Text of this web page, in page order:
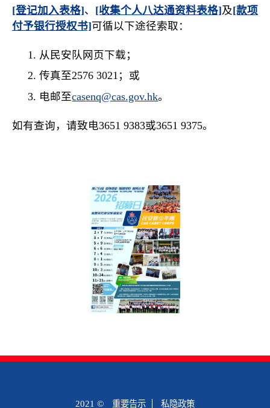
[登记加入表格]、 [收集个人八达通资料表格]及[款项
付予银行授权书]可循以下途径索取：
从民安队网页下载；
传真至2576 3021；或
电邮至casenq@cas.gov.hk。
如有查询，请致电3651 9383或3651 9375。
2021 © 重要告示 私隐政策